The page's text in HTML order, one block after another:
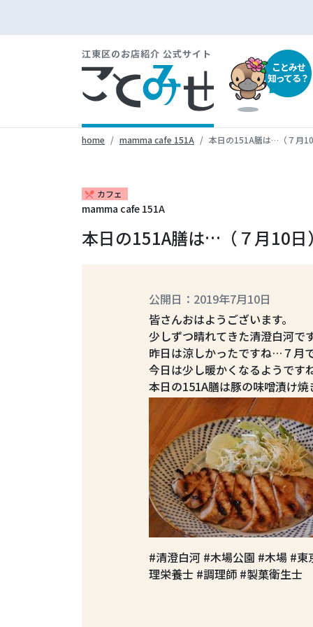
江東区のお店紹介 公式サイト
ことみせ
知ってる？
home mamma cafe 151A 本日の151A膳は…（７月10
restaurant_menu カフェ
mamma cafe 151A
本日の151A膳は…（７月10日）
公開日：2019年7月10日
皆さんおはようございます。
少しずつ晴れてきた清澄白河です
昨日は涼しかったですね…７月
今日は少し暖かくなるようです
本日の151A膳は豚の味噌漬け焼
#清澄白河 #木場公園 #木場 #
理栄養士 #調理師 #製菓衛生士